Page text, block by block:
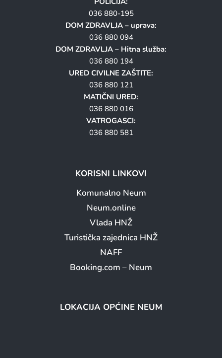
036 880-195
DOM ZDRAVLJA – uprava:
036 880 094
DOM ZDRAVLJA – Hitna služba:
036 880 194
URED CIVILNE ZAŠTITE:
036 880 121
MATIČNI URED:
036 880 016
VATROGASCI:
036 880 581
KORISNI LINKOVI
Komunalno Neum
Neum.online
Vlada HNŽ
Turistička zajednica HNŽ
NAFF
Booking.com – Neum
LOKACIJA OPĆINE NEUM